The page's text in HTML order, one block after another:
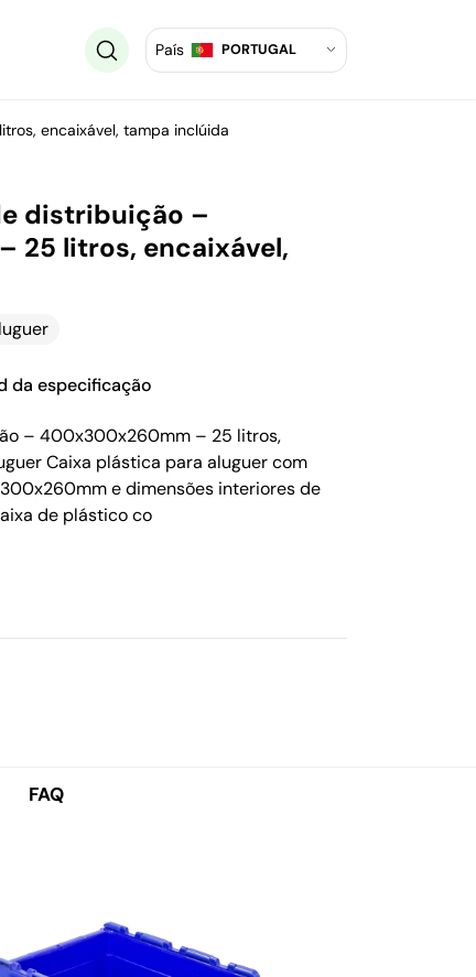
País PORTUGAL
encaixável, tampa inclúida
distribuição –
25 litros, encaixável,
da especificação
– 400x300x260mm – 25 litros,
Caixa plástica para aluguer com
e dimensões interiores de
de plástico co
FAQ